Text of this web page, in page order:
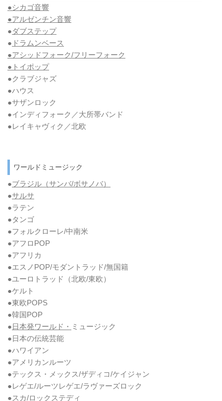
●シカゴ音響
●アルゼンチン音響
●ダブステップ
● ドラムンベース
●アシッドフォーク/フリーフォーク
●トイポップ
●クラブジャズ
●ハウス
●サザンロック
●インディフォーク／大所帯バンド
●レイキャヴィク／北欧
ワールドミュージック
●ブラジル（サンバ/ボサノバ）
●サルサ
●ラテン
●タンゴ
●フォルクローレ/中南米
●アフロPOP
●アフリカ
●エスノPOP/モダントラッド/無国籍
●ユーロトラッド（北欧/東欧）
●ケルト
●東欧POPS
●韓国POP
●日本発ワールド・ ミュージック
●日本の伝統芸能
●ハワイアン
●アメリカンルーツ
●テックス・メックス/ザディコ/ケイジャン
●レゲエ/ルーツレゲエ/ラヴァーズロック
●スカ/ロックステディ